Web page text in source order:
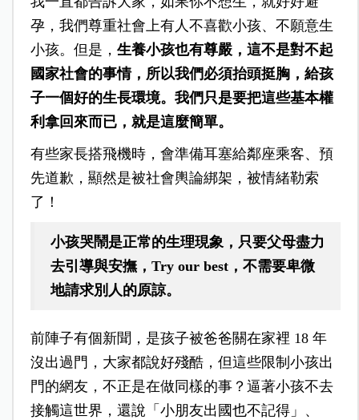
孕，我們尊重社會上有人不喜歡小孩、不願意生
小孩。但是， 生養小孩也有尊嚴，這不是對不起
國家社會的事情，所以我們必須抬頭挺胸，給孩
子一個好的生長環境。我們只是要把這些基本權
利拿回來而已，就是這麼簡單。
有些家長搭飛機時，會準備耳塞給鄰座乘客、預
先道歉，顯然是被社會輿論綁架，被情緒勒索
了！
小孩哭鬧是正常的生理現象，只要父母盡力
去引導與安撫，Try our best，不需要卑微
地請求別人的原諒。
前陣子有個新聞，是孩子被爸爸關在家裡 18 年
沒出過門，大家都說好殘酷，但這些限制小孩出
門的網友，不正是在做同樣的事？逼著小孩不去
接觸這世界，還說「小朋友出國也不記得」、